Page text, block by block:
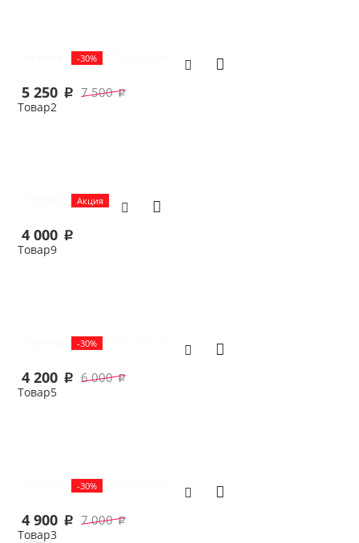
-30%
5 250 p 7 500 p
Товар2
Акция
4 000 p
Товар9
-30%
4 200 p 6 000 p
Товар5
-30%
4 900 p 7 000 p
Товар3